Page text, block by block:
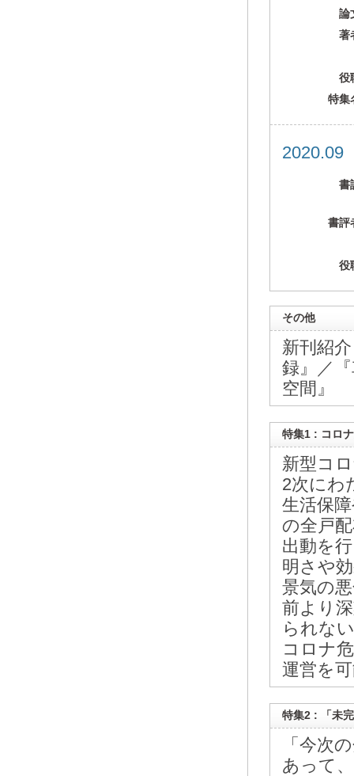
論
著
役
特集
書
書評
役
その他
新刊紹
録』／
空間』
特集1 : コロ
新型コ
2次にわ
生活保
の全戸
出動を
明さや
景気の
前より
られな
コロナ
運営を
特集2 : 「未
「今次
あって